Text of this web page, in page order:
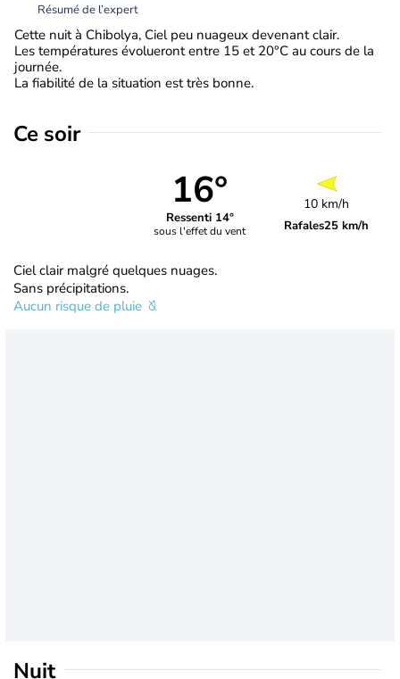
Résumé de l’expert
Cette nuit à Chibolya, Ciel peu nuageux devenant clair.
Les températures évolueront entre 15 et 20°C au cours de la
journée.
La fiabilité de la situation est très bonne.
Ce soir
16°
Ressenti 14°
sous l'effet du vent
10 km/h
Rafales25 km/h
Ciel clair malgré quelques nuages.
Sans précipitations.
Aucun risque de pluie
Nuit